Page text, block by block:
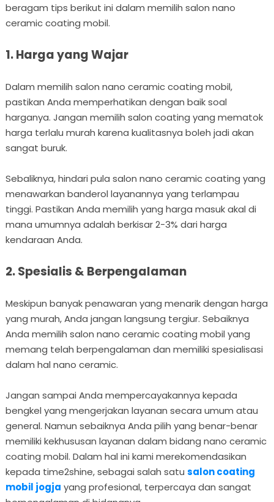
beragam tips berikut ini dalam memilih salon nano
ceramic coating mobil.
1. Harga yang Wajar
Dalam memilih salon nano ceramic coating mobil,
pastikan Anda memperhatikan dengan baik soal
harganya. Jangan memilih salon coating yang mematok
harga terlalu murah karena kualitasnya boleh jadi akan
sangat buruk.
Sebaliknya, hindari pula salon nano ceramic coating yang
menawarkan banderol layanannya yang terlampau
tinggi. Pastikan Anda memilih yang harga masuk akal di
mana umumnya adalah berkisar 2-3% dari harga
kendaraan Anda.
2. Spesialis & Berpengalaman
Meskipun banyak penawaran yang menarik dengan harga
yang murah, Anda jangan langsung tergiur. Sebaiknya
Anda memilih salon nano ceramic coating mobil yang
memang telah berpengalaman dan memiliki spesialisasi
dalam hal nano ceramic.
Jangan sampai Anda mempercayakannya kepada
bengkel yang mengerjakan layanan secara umum atau
general. Namun sebaiknya Anda pilih yang benar-benar
memiliki kekhususan layanan dalam bidang nano ceramic
coating mobil. Dalam hal ini kami merekomendasikan
kepada time2shine, sebagai salah satu salon coating
mobil jogja yang profesional, terpercaya dan sangat